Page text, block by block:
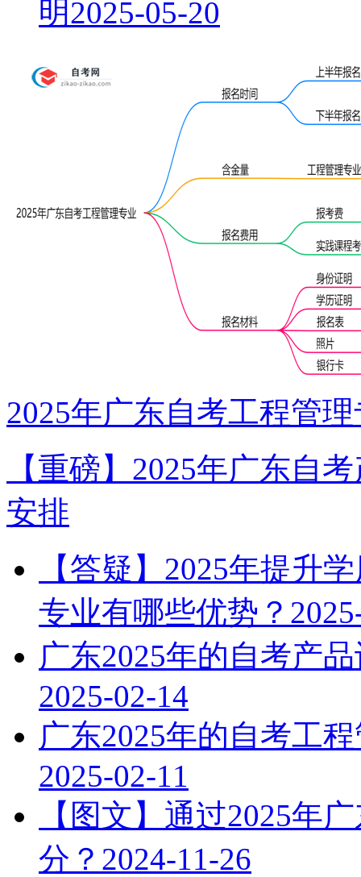
明2025-05-20
2025年广东自考工程管
【重磅】2025年广东自
安排
【答疑】2025年提升
专业有哪些优势？
广东2025年的自考产
2025-02-14
广东2025年的自考工
2025-02-11
【图文】通过2025年
分？ 2024-11-26